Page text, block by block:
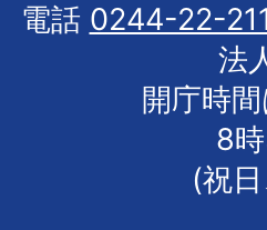
電話 0244-22-
法
開庁時
8
(祝